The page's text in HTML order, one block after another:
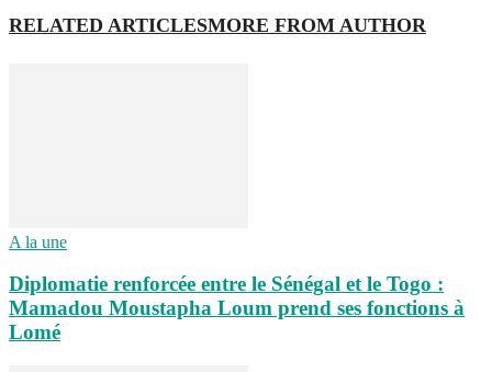
RELATED ARTICLESMORE FROM AUTHOR
A la une
Diplomatie renforcée entre le Sénégal et le Togo :
Mamadou Moustapha Loum prend ses fonctions à
Lomé